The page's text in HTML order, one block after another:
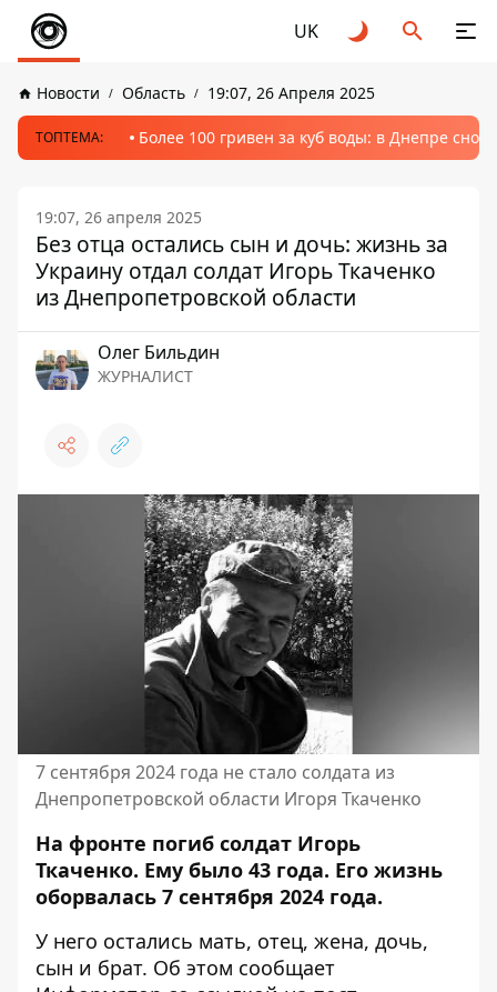
UK
Новости Область 19:07, 26 Апреля 2025
ТОПТЕМА: Более 100 гривен за куб воды: в Днепре
19:07, 26 апреля 2025
Без отца остались сын и дочь: жизнь за
Украину отдал солдат Игорь Ткаченко
из Днепропетровской области
Олег Бильдин
ЖУРНАЛИСТ
7 сентября 2024 года не стало солдата из
Днепропетровской области Игоря Ткаченко
На фронте погиб солдат Игорь
Ткаченко. Ему было 43 года. Его жизнь
оборвалась 7 сентября 2024 года.
У него остались мать, отец, жена, дочь,
сын и брат. Об этом сообщает